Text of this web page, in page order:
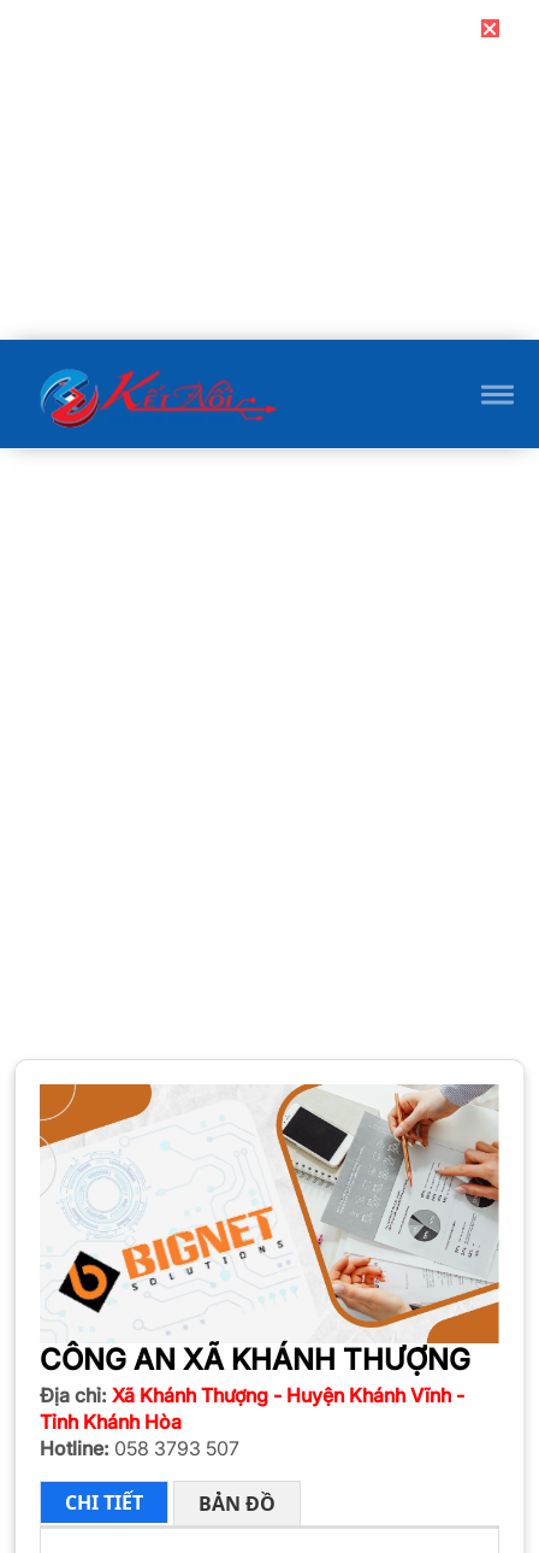
CÔNG AN XÃ KHÁNH THƯỢNG
Địa chỉ: Xã Khánh Thượng - Huyện Khánh Vĩnh -
Tỉnh Khánh Hòa
Hotline: 058 3793 507
CHI TIẾT BẢN ĐỒ